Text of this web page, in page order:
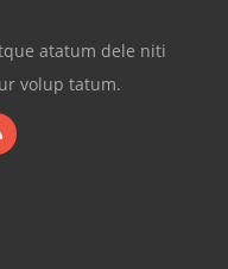
atatum dele niti
volup tatum.